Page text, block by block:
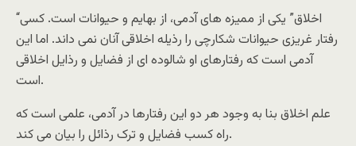
“اخلاق” یکی از ممیزه های آدمی، از بهایم و حیوانات است. کسی
رفتار غریزی حیوانات شکارچی را رذیله اخلاقی آنان نمی داند. اما این
آدمی است که رفتارهای او شالوده ای از فضایل و رذایل اخلاقی
است.
علم اخلاق بنا به وجود هر دو این رفتارها در آدمی، علمی است که
راه کسب فضایل و ترک رذائل را بیان می کند.